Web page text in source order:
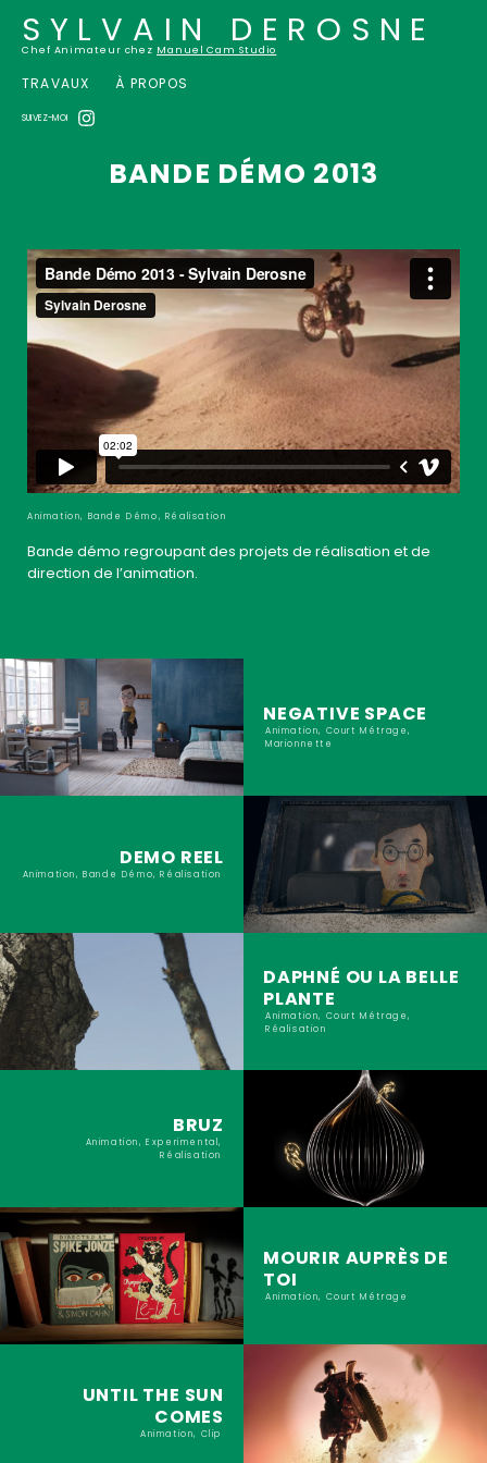
SYLVAIN DEROSNE
Chef Animateur chez Manuel Cam Studio
TRAVAUX À PROPOS
SUIVEZ-MOI
BANDE DÉMO 2013
Animation, Bande Démo, Réalisation
Bande démo regroupant des projets de réalisation et de
direction de l’animation.
NEGATIVE SPACE
Animation, Court Métrage,
Marionnette
DEMO REEL
Animation, Bande Démo, Réalisation
DAPHNÉ OU LA BELLE
PLANTE
Animation, Court Métrage,
Réalisation
BRUZ
Animation, Experimental,
Réalisation
MOURIR AUPRÈS DE
TOI
Animation, Court Métrage
UNTIL THE SUN
COMES
Animation, Clip